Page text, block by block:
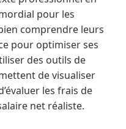
pour les
comprendre leurs
pour optimiser ses
des outils de
de visualiser
les frais de
net réaliste.